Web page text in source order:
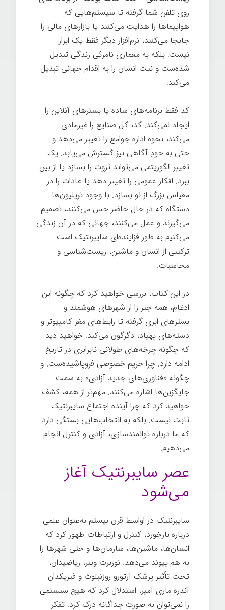
روی تلفن شما گرفته تا سیستم‌هایی که
هواپیماها را هدایت می‌کنند یا بازارهای مالی را
جابجا می‌کنند، نرم‌افزار دیگر فقط یک ابزار
نیست. بلکه به معماری نامرئی زندگی تبدیل
شده‌ست و نیت انسان را به اقدام جهانی تبدیل
می‌کند.
کد فقط برنامه‌های ساده یا بسترهای آنلاین را
ایجاد نمی‌کند. کد، کل صنایع را غیرمادی
می‌کند، نحوه اداره جوامع را تغییر می‌دهد و
حتی به خودِ آگاهی نیز گسترش می‌یابد. یک
تغییر الگوریتمی می‌تواند ثروت را بسازد یا از بین
ببرد. افکار عمومی را تغییر دهد یا عادات را در
مقیاس بزرگ از نو بسازد. با وجود تریلیون‌ها
دستگاه که در حال حاضر حس می‌کنند، تصمیم
می‌گیرند و عمل می‌کنند، جهانی که در آن زندگی
می‌کنیم به طور فزاینده‌ای سایبرنتیک است –
ترکیبی از انسان و ماشین، زیست‌شناسی و
محاسبات.
در این کتاب، بررسی خواهید کرد که چگونه این
ادغام، همه چیز را از شهرهای هوشمند و
بسترهای ابری گرفته تا رابط‌های مغز-کامپیوتر و
دسته‌های پهپاد، دگرگون می‌کند. خواهید دید
که چگونه چرخه‌های طولانی نابرابری در تاریخ
ادامه دارد. چرا حریم خصوصی فروپاشیده‌ست. و
چگونه «فناوری‌های جدید آزادی» به سمت
جایگزین‌ها اشاره می‌کنند. مهم‌تر از همه، کشف
خواهید کرد که چرا آینده اجتماع سایبرنتیک
ثابت نیست. بلکه به انتخاب‌هایی بستگی دارد
که ما درباره توانمندسازی، آزادی و کنترل انجام
می‌دهیم.
عصر سایبرنتیک آغاز
می‌شود
سایبرنتیک در اواسط قرن بیستم به‌عنوان علمی
درباره بازخورد، کنترل و ارتباطات ظهور کرد که
انسان‌ها، ماشین‌ها، سازمان‌ها و حتی شهرها را
به هم پیوند می‌دهد. نوربرت وینر، ریاضیدان،
تحت تأثیر پزشک آرتورو روزنبلوث و فیزیکدان
آندره ماری آمپر، استدلال کرد که هیچ سیستمی
را نمی‌توان به صورت جداگانه درک کرد. تفکر